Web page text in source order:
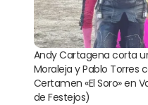
Andy Cartagena corta
Moraleja y Pablo Torres
Certamen «El Soro» en
de Festejos)